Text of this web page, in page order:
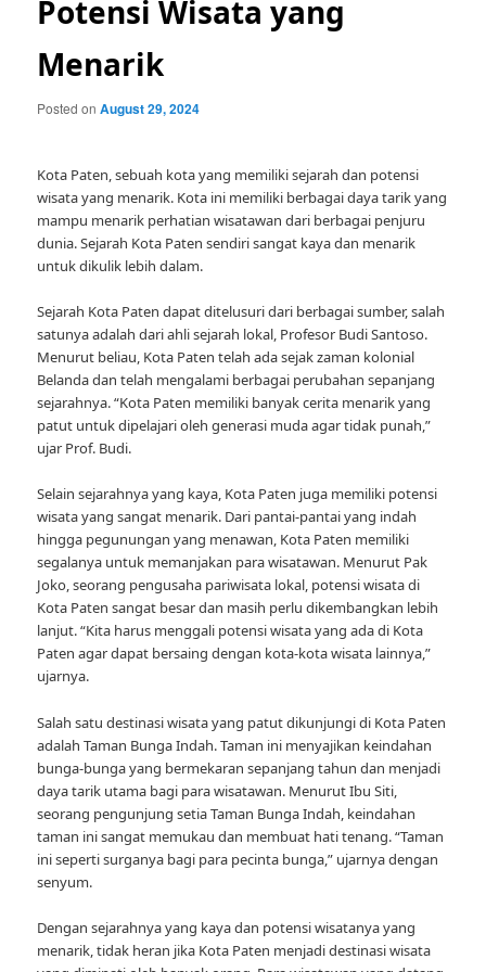
Potensi Wisata yang
Menarik
Posted onAugust 29, 2024
Kota Paten, sebuah kota yang memiliki sejarah dan potensi
wisata yang menarik. Kota ini memiliki berbagai daya tarik yang
mampu menarik perhatian wisatawan dari berbagai penjuru
dunia. Sejarah Kota Paten sendiri sangat kaya dan menarik
untuk dikulik lebih dalam.
Sejarah Kota Paten dapat ditelusuri dari berbagai sumber, salah
satunya adalah dari ahli sejarah lokal, Profesor Budi Santoso.
Menurut beliau, Kota Paten telah ada sejak zaman kolonial
Belanda dan telah mengalami berbagai perubahan sepanjang
sejarahnya. “Kota Paten memiliki banyak cerita menarik yang
patut untuk dipelajari oleh generasi muda agar tidak punah,”
ujar Prof. Budi.
Selain sejarahnya yang kaya, Kota Paten juga memiliki potensi
wisata yang sangat menarik. Dari pantai-pantai yang indah
hingga pegunungan yang menawan, Kota Paten memiliki
segalanya untuk memanjakan para wisatawan. Menurut Pak
Joko, seorang pengusaha pariwisata lokal, potensi wisata di
Kota Paten sangat besar dan masih perlu dikembangkan lebih
lanjut. “Kita harus menggali potensi wisata yang ada di Kota
Paten agar dapat bersaing dengan kota-kota wisata lainnya,”
ujarnya.
Salah satu destinasi wisata yang patut dikunjungi di Kota Paten
adalah Taman Bunga Indah. Taman ini menyajikan keindahan
bunga-bunga yang bermekaran sepanjang tahun dan menjadi
daya tarik utama bagi para wisatawan. Menurut Ibu Siti,
seorang pengunjung setia Taman Bunga Indah, keindahan
taman ini sangat memukau dan membuat hati tenang. “Taman
ini seperti surganya bagi para pecinta bunga,” ujarnya dengan
senyum.
Dengan sejarahnya yang kaya dan potensi wisatanya yang
menarik, tidak heran jika Kota Paten menjadi destinasi wisata